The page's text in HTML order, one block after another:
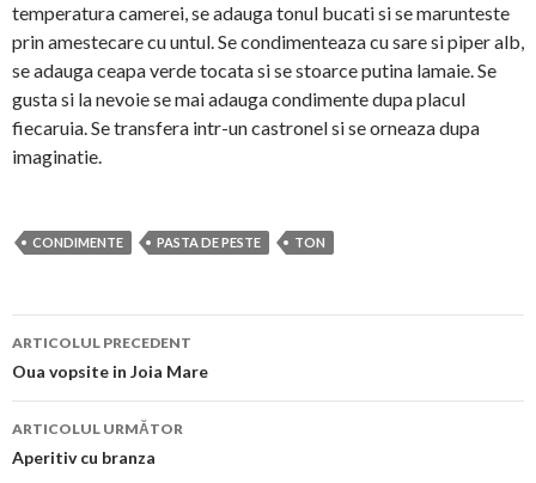
temperatura camerei, se adauga tonul bucati si se marunteste
prin amestecare cu untul. Se condimenteaza cu sare si piper alb,
se adauga ceapa verde tocata si se stoarce putina lamaie. Se
gusta si la nevoie se mai adauga condimente dupa placul
fiecaruia. Se transfera intr-un castronel si se orneaza dupa
imaginatie.
CONDIMENTE PASTA DE PESTE TON
Navigare
în
articol
ARTICOLUL PRECEDENT
Oua vopsite in Joia Mare
ARTICOLUL URMĂTOR
Aperitiv cu branza